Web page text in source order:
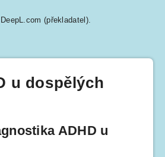
(překladatel).
u dospělých
ADHD u